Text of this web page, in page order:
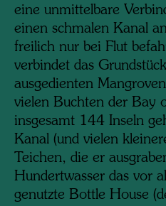
eine unmittelbare
einen schmalen Kanal
freilich nur bei Flut
verbindet das
ausgedienten
vielen Buchten der Bay
insgesamt 144 Inseln
Kanal (und vielen
Teichen, die er
Hundertwasser das vor
genutzte Bottle House